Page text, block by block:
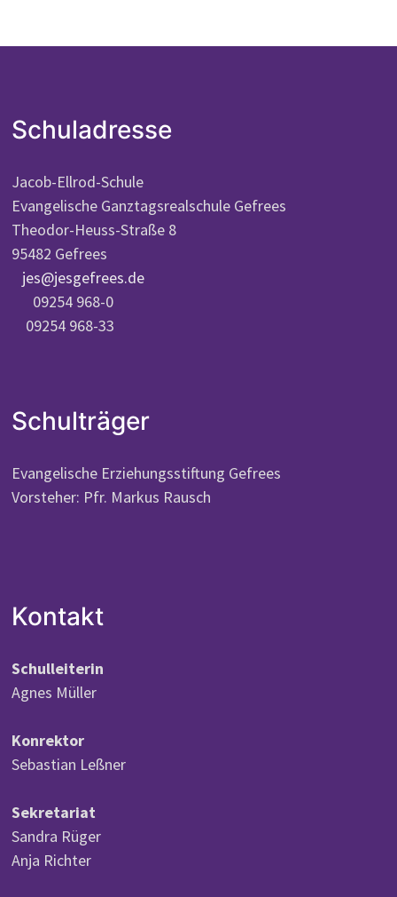
Schuladresse
Jacob-Ellrod-Schule
Evangelische Ganztagsrealschule Gefrees
Theodor-Heuss-Straße 8
95482 Gefrees
jes@jesgefrees.de
09254 968-0
09254 968-33
Schulträger
Evangelische Erziehungsstiftung Gefrees
Vorsteher: Pfr. Markus Rausch
Kontakt
Schulleiterin
Agnes Müller
Konrektor
Sebastian Leßner
Sekretariat
Sandra Rüger
Anja Richter